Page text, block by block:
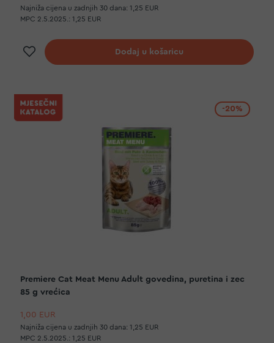
Najniža cijena u zadnjih 30 dana: 1,25 EUR
MPC 2.5.2025.: 1,25 EUR
Dodaj na listu želja
Dodaj u košaricu
-20%
Premiere Cat Meat Menu Adult govedina, puretina i zec
85 g vrećica
1,00 EUR
Najniža cijena u zadnjih 30 dana: 1,25 EUR
MPC 2.5.2025.: 1,25 EUR